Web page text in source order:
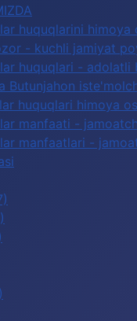
huquqlarini himoya
- kuchli jamiyat
huquqlari -
Butunjahon
huquqlari himoya
manfaati -
manfaatlari -